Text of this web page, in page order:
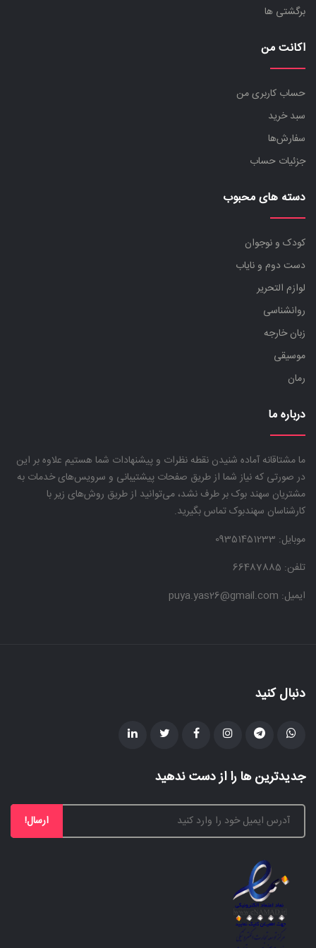
برگشتی ها
اکانت من
حساب کاربری من
سبد خرید
سفارش‌ها
جزئیات حساب
دسته های محبوب
کودک و نوجوان
دست دوم و نایاب
لوازم التحریر
روانشناسی
زبان خارجه
موسیقی
رمان
درباره ما
ما مشتاقانه آماده شنیدن نقطه نظرات و پیشنهادات شما هستیم علاوه بر این
در صورتی که نیاز شما از طریق صفحات پیشتیبانی و سرویس‌های خدمات به
مشتریان سهند بوک بر طرف نشد، می‌توانید از طریق روش‌های زیر با
کارشناسان سهندبوک تماس بگیرید.
موبایل:
تلفن: 66487885
ایمیل: puya.yas26@gmail.com
دنبال کنید
جدیدترین ها را از دست ندهید
ارسال!